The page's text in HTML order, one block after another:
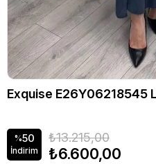
Exquise E26Y06218545
%50
İndirim
₺13.215,00
₺6.600,00